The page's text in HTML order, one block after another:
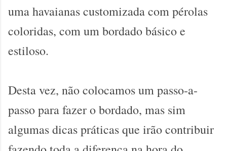
uma havaianas customizada com pérolas
coloridas, com um bordado básico e
estiloso.
Desta vez, não colocamos um passo-a-
passo para fazer o bordado, mas sim
algumas dicas práticas que irão contribuir